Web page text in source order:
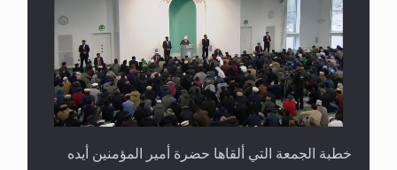
خطبة الجمعة التي ألقاها حضرة أمير المؤمنين أيده